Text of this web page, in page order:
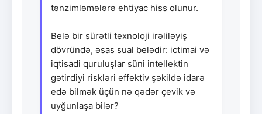
tənzimləmələrə ehtiyac hiss olunur.
Belə bir sürətli texnoloji irəliləyiş
dövründə, əsas sual belədir: ictimai və
iqtisadi quruluşlar süni intellektin
gətirdiyi riskləri effektiv şəkildə idarə
edə bilmək üçün nə qədər çevik və
uyğunlaşa bilər?